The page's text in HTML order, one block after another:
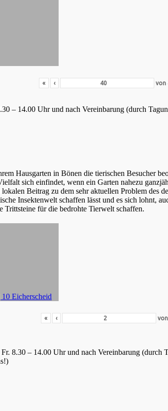
« ‹ von
– 14.00 Uhr und nach Vereinbarung (durch
Hausgarten in Bönen die tierischen Besucher
sich einfindet, wenn ein Garten nahezu
Beitrag zu dem sehr aktuellen Problem des
Insektenwelt schaffen lässt und es sich
Trittsteine für die bedrohte Tierwelt schaffen.
« ‹ von
8.30 – 14.00 Uhr und nach Vereinbarung (durch